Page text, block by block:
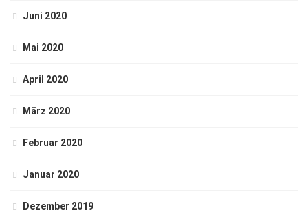
Juni 2020
Mai 2020
April 2020
März 2020
Februar 2020
Januar 2020
Dezember 2019